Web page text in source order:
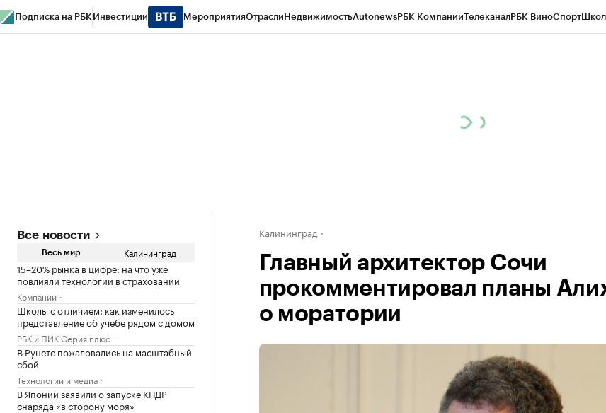
Подписка на РБК Инвестиции МероприятияОтраслиНедвижимостьAutonewsРБК КомпанииТелеканалРБК ВиноСпорт
Все новости
Весь мир Калининград
15–20% рынка в цифре: на что уже
повлияли технологии в страховании
Компании
Школы с отличием: как изменилось
представление об учебе рядом с домом
РБК и ПИК Серия плюс
В Рунете пожаловались на масштабный
сбой
Технологии и медиа
В Японии заявили о запуске КНДР
снаряда «в сторону моря»
Калининград
Главный архитектор Сочи
прокомментировал планы
о моратории